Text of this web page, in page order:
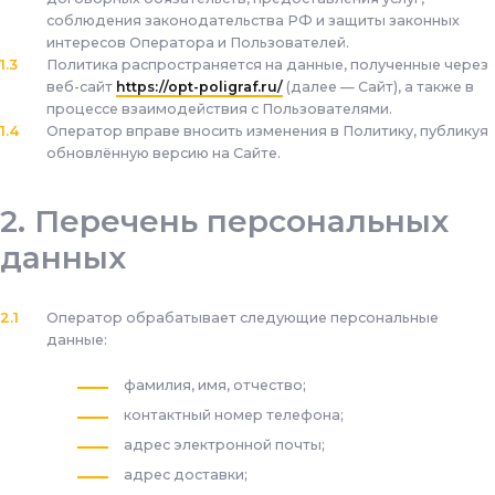
соблюдения законодательства РФ и защиты законных
интересов Оператора и Пользователей.
Политика распространяется на данные, полученные через
веб-сайт https://opt-poligraf.ru/ (далее — Сайт), а также в
процессе взаимодействия с Пользователями.
Оператор вправе вносить изменения в Политику, публикуя
обновлённую версию на Сайте.
Перечень персональных
данных
Оператор обрабатывает следующие персональные
данные:
фамилия, имя, отчество;
контактный номер телефона;
адрес электронной почты;
адрес доставки;